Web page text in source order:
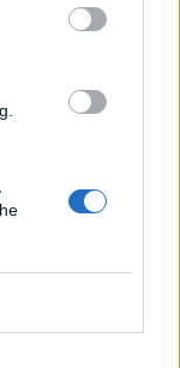
απόψε